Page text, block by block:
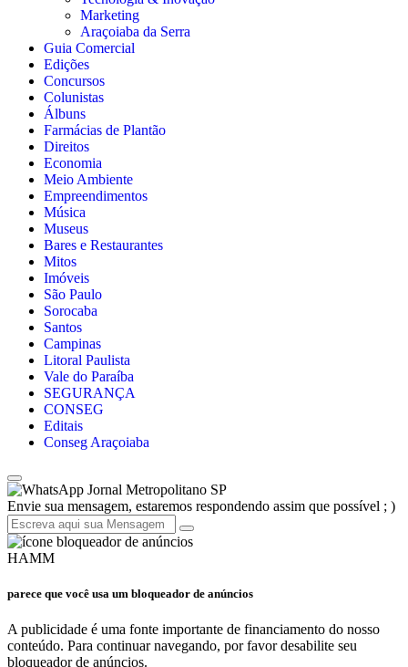
Marketing
Araçoiaba da Serra
Guia Comercial
Edições
Concursos
Colunistas
Álbuns
Farmácias de Plantão
Direitos
Economia
Meio Ambiente
Empreendimentos
Música
Museus
Bares e Restaurantes
Mitos
Imóveis
São Paulo
Sorocaba
Santos
Campinas
Litoral Paulista
Vale do Paraíba
SEGURANÇA
CONSEG
Editais
Conseg Araçoiaba
Jornal Metropolitano SP
Envie sua mensagem, estaremos respondendo assim que possível ; )
HAMM
parece que você usa um bloqueador de anúncios
A publicidade é uma fonte importante de financiamento do nosso
conteúdo. Para continuar navegando, por favor desabilite seu
bloqueador de anúncios.